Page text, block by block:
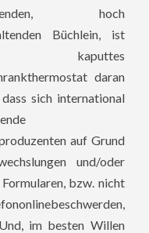
hoch
Büchlein, ist
kaputtes
daran
dass sich international
auf Grund
und/oder
bzw. nicht
im besten Willen